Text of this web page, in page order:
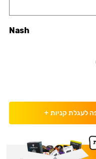
Nash
לעגלת קניות +